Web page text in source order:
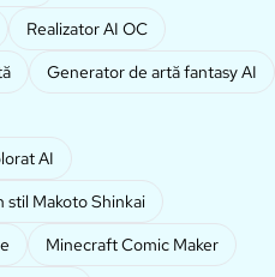
Realizator AI OC
Generator de artă fantasy AI
AI
stil Makoto Shinkai
Minecraft Comic Maker